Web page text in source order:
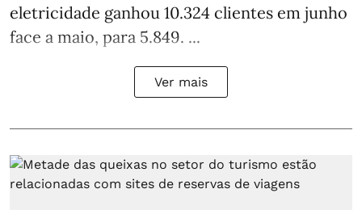
eletricidade ganhou 10.324 clientes em junho
face a maio, para 5.849. ...
Ver mais